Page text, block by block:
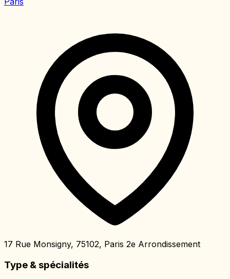
17 Rue Monsigny, 75102, Paris 2e Arrondissement
Type & spécialités